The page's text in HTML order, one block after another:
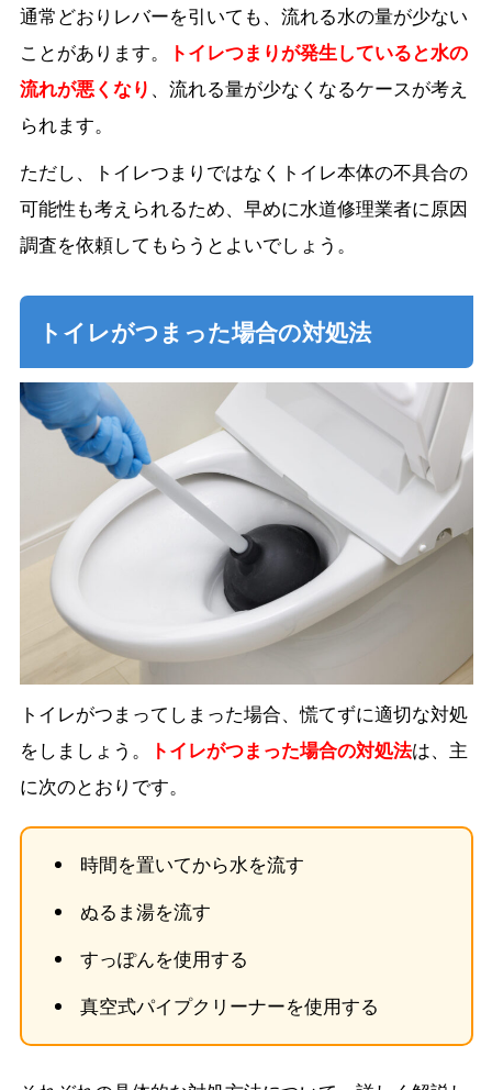
通常どおりレバーを引いても、流れる水の量が少ない
ことがあります。
トイレつまりが発生していると水の
流れが悪くなり 、流れる量が少なくなるケースが考え
られます。
ただし、トイレつまりではなくトイレ本体の不具合の
可能性も考えられるため、早めに水道修理業者に原因
調査を依頼してもらうとよいでしょう。
トイレがつまった場合の対処法
トイレがつまってしまった場合、慌てずに適切な対処
をしましょう。
トイレがつまった場合の対処法は、主
に次のとおりです。
時間を置いてから水を流す
ぬるま湯を流す
すっぽんを使用する
真空式パイプクリーナーを使用する